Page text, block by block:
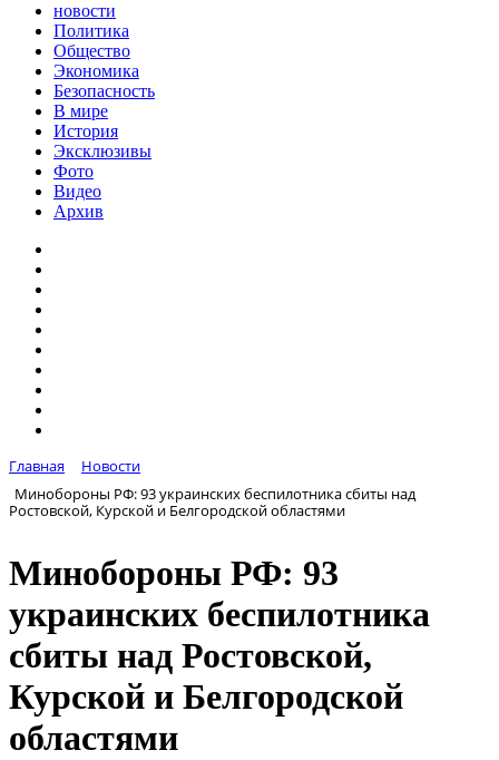
новости
Политика
Общество
Экономика
Безопасность
В мире
История
Эксклюзивы
Фото
Видео
Архив
Главная
Новости
Минобороны РФ: 93 украинских беспилотника сбиты над
Ростовской, Курской и Белгородской областями
Минобороны РФ: 93
украинских беспилотника
сбиты над Ростовской,
Курской и Белгородской
областями